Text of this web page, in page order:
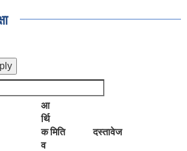
आ
र्थि
क
व
मिति दस्तावेज